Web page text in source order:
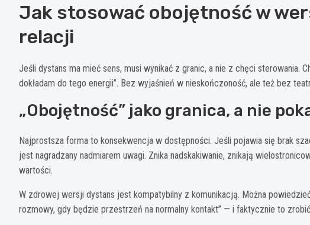
Jak stosować obojętność w
relacji
Jeśli dystans ma mieć sens, musi wynikać z granic, a nie z chęci sterowania.
dokładam do tego energii”. Bez wyjaśnień w nieskończoność, ale też bez
„Obojętność” jako granica, a nie
Najprostsza forma to konsekwencja w dostępności. Jeśli pojawia się brak
jest nagradzany nadmiarem uwagi. Znika nadskakiwanie, znikają
wartości.
W zdrowej wersji dystans jest kompatybilny z komunikacją. Można
rozmowy, gdy będzie przestrzeń na normalny kontakt” — i faktycznie to